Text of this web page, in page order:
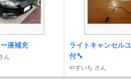
液補充
ん
ライトキャンセル
付🔧
やすいち さん